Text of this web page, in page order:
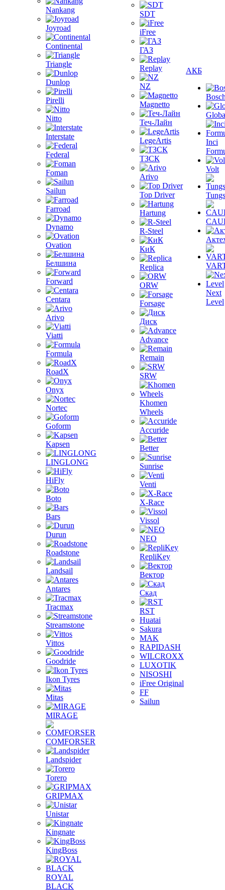
Nankang
Joyroad
Continental
Triangle
Dunlop
Pirelli
Nitto
Interstate
Federal
Foman
Sailun
Farroad
Dynamo
Ovation
Белшина
Forward
Centara
Arivo
Viatti
Formula
RoadX
Onyx
Nortec
Goform
Kapsen
LINGLONG
HiFly
Boto
Bars
Durun
Roadstone
Landsail
Antares
Tracmax
Streamstone
Vittos
Goodride
Ikon Tyres
Mitas
MIRAGE
COMFORSER
Landspider
Torero
GRIPMAX
Unistar
Kingnate
KingBoss
ROYAL
BLACK
SDT
iFree
ГАЗ
Replay
NZ
Magnetto
Теч-Лайн
LegeArtis
ТЗСК
Arivo
Top Driver
Hartung
R-Steel
КиК
Replica
ORW
Forsage
Диск
Advance
Remain
SRW
Khomen
Wheels
Accuride
Better
Sunrise
Venti
X-Race
Vissol
NEO
RepliKey
Вектор
Скад
RST
Huatai
Sakura
MAK
RAPIDASH
WILCROXX
LUXOTIK
NISOSHI
iFree Original
FF
Sailun
АКБ
Inci
Volt
Next
Level